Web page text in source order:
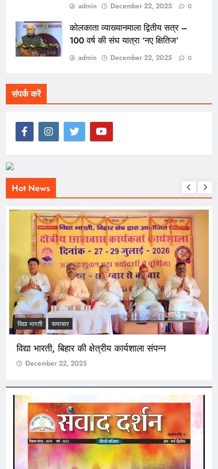
admin December 22, 2025 0
कोलकाता व्याख्यानमाला द्वितीय सत्र –
100 वर्ष की संघ यात्रा ‘नए क्षितिज’
admin December 22, 2025 0
संपर्क करें
Hot News
विद्या भारती समाचार
विद्या भारती, बिहार की क्षेत्रीय कार्यशाला संपन्न
December 22, 2025